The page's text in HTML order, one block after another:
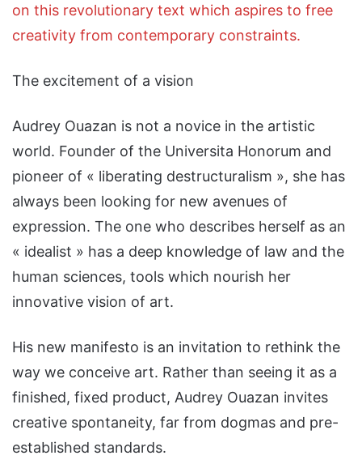
on this revolutionary text which aspires to free
creativity from contemporary constraints.
The excitement of a vision
Audrey Ouazan is not a novice in the artistic
world. Founder of the Universita Honorum and
pioneer of « liberating destructuralism », she has
always been looking for new avenues of
expression. The one who describes herself as an
« idealist » has a deep knowledge of law and the
human sciences, tools which nourish her
innovative vision of art.
His new manifesto is an invitation to rethink the
way we conceive art. Rather than seeing it as a
finished, fixed product, Audrey Ouazan invites
creative spontaneity, far from dogmas and pre-
established standards.